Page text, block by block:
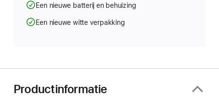
Een nieuwe batterij en behuizing
Een nieuwe witte verpakking
Productinformatie